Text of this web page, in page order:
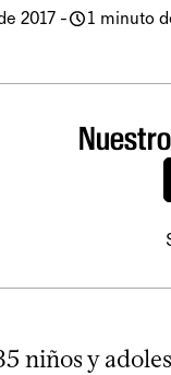
2017 - 1 minuto
niños y